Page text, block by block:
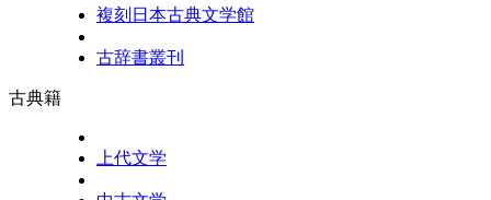
複刻日本古典文学館
古辞書叢刊
古典籍
上代文学